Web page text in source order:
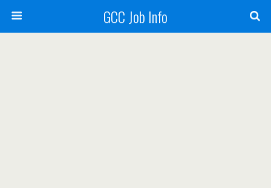
GCC Job Info